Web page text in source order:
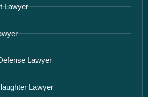
Lawyer
Lawyer
Lawyer